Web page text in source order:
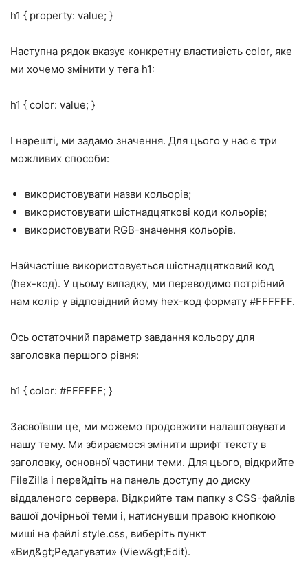
h1 { property: value; }
Наступна рядок вказує конкретну властивість color, яке
ми хочемо змінити у тега h1:
h1 { color: value; }
І нарешті, ми задамо значення. Для цього у нас є три
можливих способи:
використовувати назви кольорів;
використовувати шістнадцяткові коди кольорів;
використовувати RGB-значення кольорів.
Найчастіше використовується шістнадцятковий код
(hex-код). У цьому випадку, ми переводимо потрібний
нам колір у відповідний йому hex-код формату #FFFFFF.
Ось остаточний параметр завдання кольору для
заголовка першого рівня:
h1 { color: #FFFFFF; }
Засвоївши це, ми можемо продовжити налаштовувати
нашу тему. Ми збираємося змінити шрифт тексту в
заголовку, основної частини теми. Для цього, відкрийте
FileZilla і перейдіть на панель доступу до диску
віддаленого сервера. Відкрийте там папку з CSS-файлів
вашої дочірньої теми і, натиснувши правою кнопкою
миші на файлі style.css, виберіть пункт
«Вид&gt;Редагувати» (View&gt;Edit).